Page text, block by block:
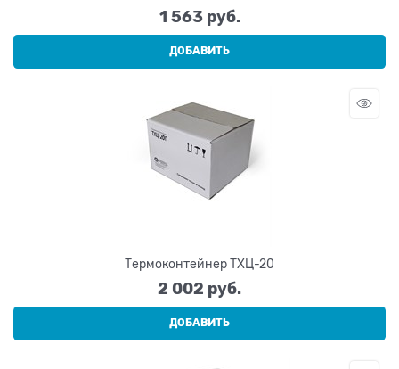
1 563 руб.
ДОБАВИТЬ
Термоконтейнер ТХЦ-20
2 002 руб.
ДОБАВИТЬ